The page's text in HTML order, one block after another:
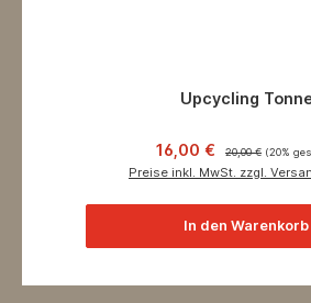
Upcycling
Verkaufspreis:
16,00 € 20,00 € (20%
Preise inkl. MwSt. zzgl.
In den Warenkorb